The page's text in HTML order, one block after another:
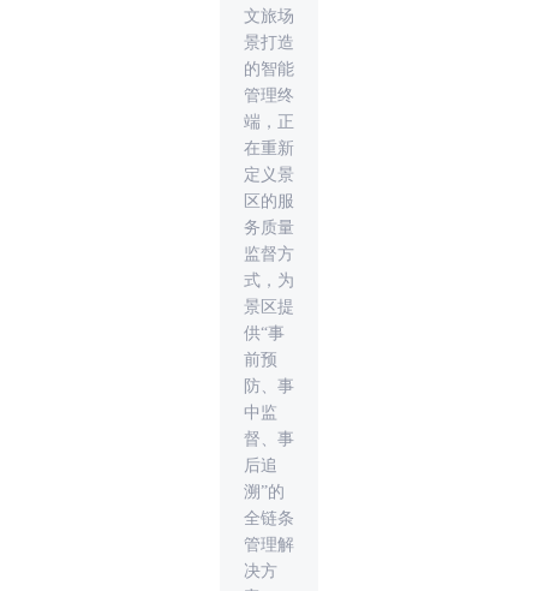
文旅场
景打造
的智能
管理终
端，正
在重新
定义景
区的服
务质量
监督方
式，为
景区提
供“事
前预
防、事
中监
督、事
后追
溯”的
全链条
管理解
决方